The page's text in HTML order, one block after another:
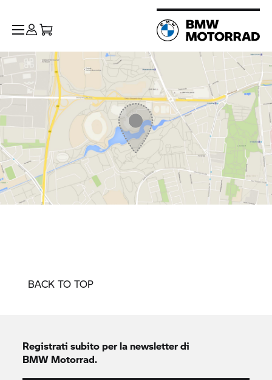
BACK TO TOP
Registrati subito per la newsletter di
BMW Motorrad.